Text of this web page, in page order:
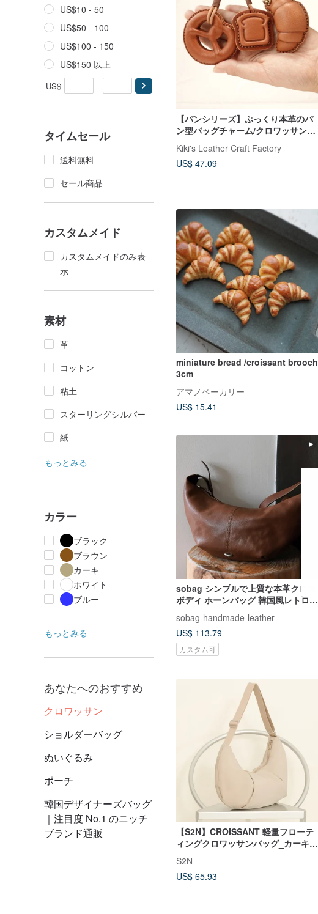
US$10 - 50
US$50 - 100
US$100 - 150
US$150 以上
US$ -
タイムセール
送料無料
セール商品
カスタムメイド
カスタムメイドのみ表
示
素材
革
コットン
粘土
スターリングシルバー
紙
もっとみる
カラー
ブラック
ブラウン
カーキ
ホワイト
ブルー
もっとみる
あなたへのおすすめ
クロワッサン
ショルダーバッグ
ぬいぐるみ
ポーチ
韓国デザイナーズバッグ
｜注目度 No.1 のニッチ
ブランド通販
【パンシリーズ】ぷっくり本革のパ
ン型バッグチャーム/クロワッサン・
プレッツェル・食パン/レザー
Kiki's Leather Craft Factory
US$ 47.09
miniature bread /croissant brooch
3cm
アマノベーカリー
US$ 15.41
sobag シンプルで上質な本革クロス
ボディ ホーンバッグ 韓国風レトロな
餃子型 レディースバッグ
sobag-handmade-leather
US$ 113.79
カスタム可
【S2N】CROISSANT 軽量フローテ
ィングクロワッサンバッグ_カーキ
A301
S2N
US$ 65.93